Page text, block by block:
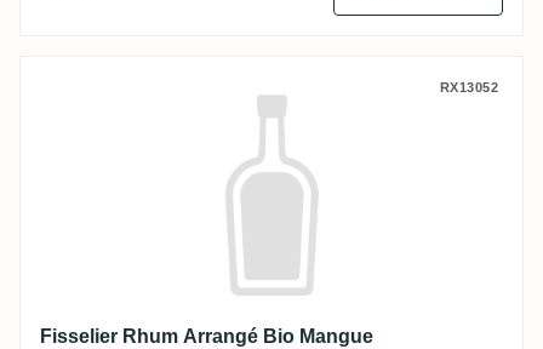
Fisselier Rhum Arrangé Bio MangueRX13052
Fisselier Rhum Arrangé Bio Mangue